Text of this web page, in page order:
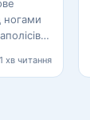
ногами
1 хв читання